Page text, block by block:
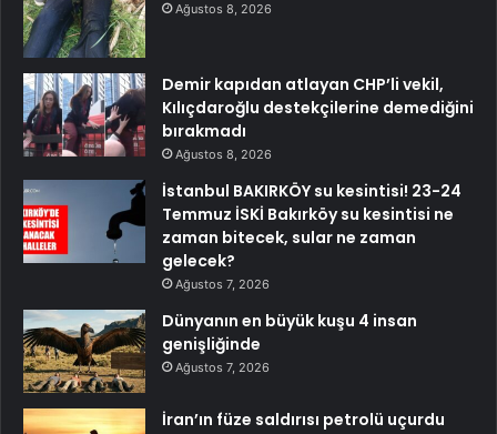
Ağustos 8, 2026
Demir kapıdan atlayan CHP’li vekil,
Kılıçdaroğlu destekçilerine demediğini
bırakmadı
Ağustos 8, 2026
İstanbul BAKIRKÖY su kesintisi! 23-24
Temmuz İSKİ Bakırköy su kesintisi ne
zaman bitecek, sular ne zaman
gelecek?
Ağustos 7, 2026
Dünyanın en büyük kuşu 4 insan
genişliğinde
Ağustos 7, 2026
İran’ın füze saldırısı petrolü uçurdu